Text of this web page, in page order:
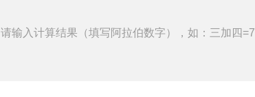
请输入计算结果（填写阿拉伯数字），如：三加四=7